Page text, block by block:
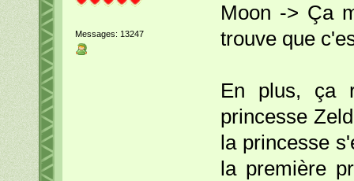
Messages: 13247
Moon -> Ça
trouve que
En plus, ça
princesse
la princesse
la première